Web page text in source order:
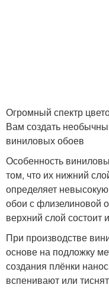
Огромный спектр
Вам создать
виниловых обоев
Особенность
том, что их нижний
определяет
обои с флизелиновой
верхний слой состоит
При производстве
основе на подложку
создания плёнки
вспенивают или